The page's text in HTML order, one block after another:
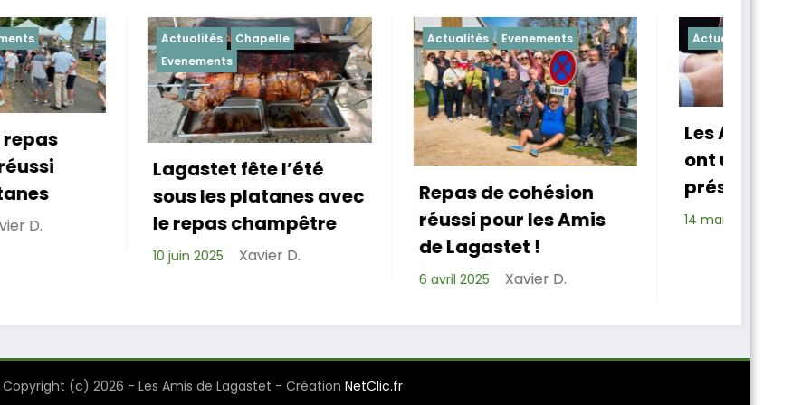
Actualités
Chapelle
Evenements
Lagastet fête l’été
sous les platanes avec
le repas champêtre
Actualités Evenements
Repas de cohésion
réussi pour les Amis
de Lagastet !
Actualités Chapelle
Les Amis de Lagastet
ont un nouveau
président
14 mars 2025 Xavier D.
Copyright (c) 2026 - Les Amis de Lagastet - Création NetClic.fr